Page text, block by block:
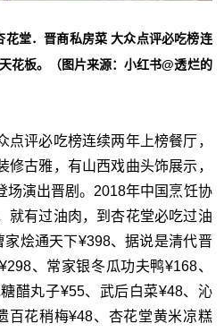
堂．晋商私房菜 大众点评必吃榜连
花板。（图片来源：小红书@透烂的
评必吃榜连续两年上榜餐厅，
古雅，有山西戏曲头饰展示，
场演出晋剧。2018年中国烹饪协
就有过油肉，到杏花堂必吃过油
烩通天下¥398、据说是清代晋
、常家银冬瓜功夫鸭¥168、
醋丸子¥55、武后白菜¥48、沁
百花稍梅¥48、杏花堂黄米凉糕